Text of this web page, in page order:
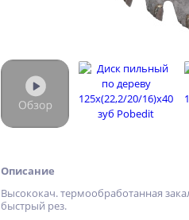
Описание
Высококач. термообработанная
быстрый рез.